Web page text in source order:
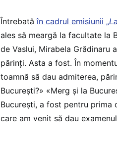
Întrebatăîn cadrul emisiunii „
ales să meargă la facultate la
de Vaslui, Mirabela Grădinaru
părinți. Asta a fost. În
toamnă să dau admiterea,
București?» «Merg și la
București, a fost pentru prima
care am venit să dau